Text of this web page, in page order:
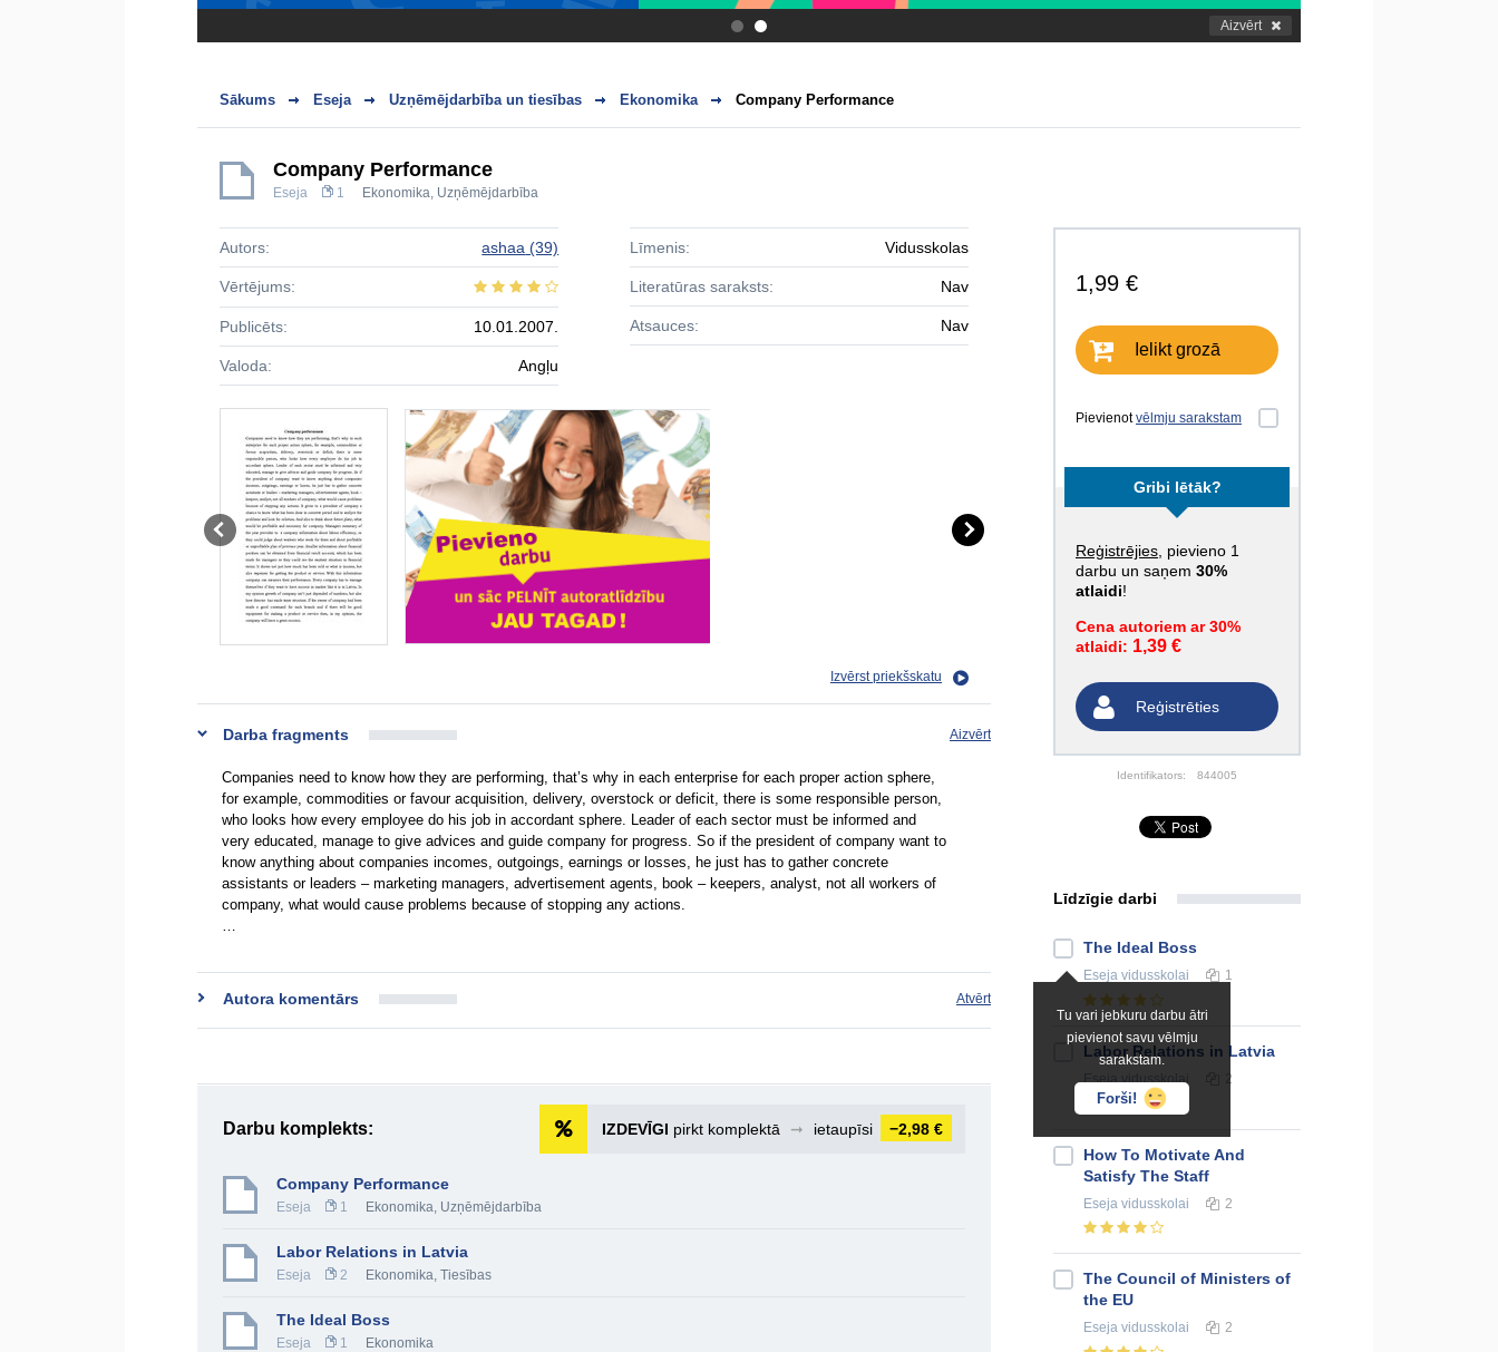
. Aizvērt
Sākums Eseja Uzņēmējdarbība un tiesības Ekonomika Company Performance
Company Performance
Eseja 1 Ekonomika, Uzņēmējdarbība
1,99 €
Ielikt grozā
Pievienotvēlmju sarakstam
Gribi lētāk?
Reģistrējies , pievieno 1
darbu un saņem 30%
atlaidi!
Cena autoriem ar 30%
atlaidi: 1,39 €
Reģistrēties
Identifikators: 844005
Autors: ashaa (39)
Vērtējums:
Publicēts: 10.01.2007.
Valoda: Angļu
Līmenis: Vidusskolas
Literatūras saraksts: Nav
Atsauces: Nav
Izvērst priekšskatu
Darba fragments Aizvērt
Companies need to know how they are performing, that’s why in each enterprise for each proper action sphere,
for example, commodities or favour acquisition, delivery, overstock or deficit, there is some responsible person,
who looks how every employee do his job in accordant sphere. Leader of each sector must be informed and
very educated, manage to give advices and guide company for progress. So if the president of company want to
know anything about companies incomes, outgoings, earnings or losses, he just has to gather concrete
assistants or leaders – marketing managers, advertisement agents, book – keepers, analyst, not all workers of
company, what would cause problems because of stopping any actions.
…
Autora komentārs Atvērt
Darbu komplekts: IZDEVĪGI pirkt komplektā ➞ ietaupīsi −2,98 €
Company Performance
Eseja 1 Ekonomika, Uzņēmējdarbība
Labor Relations in Latvia
Eseja 2 Ekonomika, Tiesības
The Ideal Boss
Eseja 1 Ekonomika
Līdzīgie darbi
Tu vari jebkuru darbu ātri
pievienot savu vēlmju
sarakstam.
Forši!
The Ideal Boss
Eseja vidusskolai 1
Labor Relations in Latvia
Esejavidusskolai 2
How To Motivate And
Satisfy The Staff
Eseja vidusskolai 2
The Council of Ministers of
the EU
Eseja vidusskolai 2